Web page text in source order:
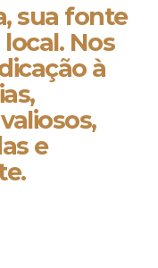
sua fonte
Nos
à
e